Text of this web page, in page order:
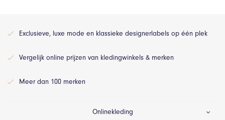
Exclusieve, luxe mode en klassieke designerlabels op één plek
Vergelijk online prijzen van kledingwinkels & merken
Meer dan 100 merken
Onlinekleding